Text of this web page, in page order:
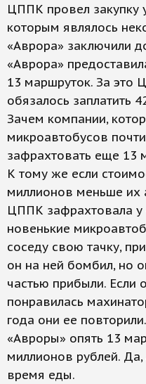
ЦППК провел закупку
которым являлось
«Аврора» заключили
«Аврора»
13 маршруток. За это
обязалось заплатить
Зачем компании,
микроавтобусов
зафрахтовать еще 13
К тому же если
миллионов меньше их
ЦППК зафрахтовала
новенькие
соседу свою тачку,
он на ней бомбил, но
частью прибыли. Если
понравилась
года они ее
«Авроры» опять 13
миллионов рублей.
время еды.